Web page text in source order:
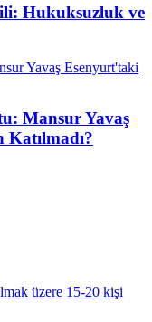
Hukuksuzluk ve
Mansur Yavaş